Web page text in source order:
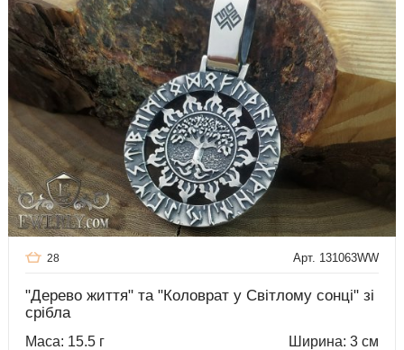
Арт. 131063WW
28
"Дерево життя" та "Коловрат у Світлому сонці" зі
срібла
Маса: 15.5 г
Ширина: 3 см